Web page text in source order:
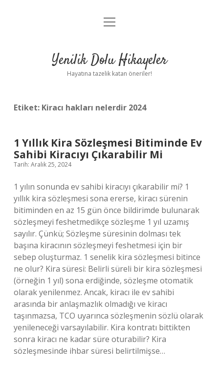
Anasayfa
Yasal Uyarı
menüyü
Yenilik Dolu Hikayeler
Hayatına tazelik katan öneriler!
Etiket: Kiracı hakları nelerdir 2024
1 Yıllık Kira Sözleşmesi Bitiminde Ev
Sahibi Kiracıyı Çıkarabilir Mi
Tarih: Aralık 25, 2024
1 yılın sonunda ev sahibi kiracıyı çıkarabilir mi? 1
yıllık kira sözleşmesi sona ererse, kiracı sürenin
bitiminden en az 15 gün önce bildirimde bulunarak
sözleşmeyi feshetmedikçe sözleşme 1 yıl uzamış
sayılır. Çünkü; Sözleşme süresinin dolması tek
başına kiracının sözleşmeyi feshetmesi için bir
sebep oluşturmaz. 1 senelik kira sözleşmesi bitince
ne olur? Kira süresi: Belirli süreli bir kira sözleşmesi
(örneğin 1 yıl) sona erdiğinde, sözleşme otomatik
olarak yenilenmez. Ancak, kiracı ile ev sahibi
arasında bir anlaşmazlık olmadığı ve kiracı
taşınmazsa, TCO uyarınca sözleşmenin sözlü olarak
yenileneceği varsayılabilir. Kira kontratı bittikten
sonra kiracı ne kadar süre oturabilir? Kira
sözleşmesinde ihbar süresi belirtilmişse…